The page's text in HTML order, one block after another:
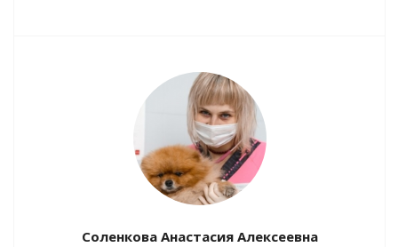
Соленкова Анастасия Алексеевна